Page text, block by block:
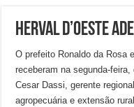
Herval d’Oeste
O prefeito Ronaldo da Rosa
receberam na segunda-
Cesar Dassi, gerente
agropecuária e extensão